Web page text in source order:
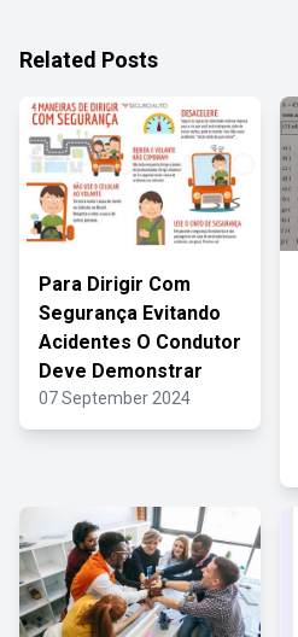
Related Posts
Para Dirigir Com
Segurança Evitando
Acidentes O Condutor
Deve Demonstrar
07 September 2024